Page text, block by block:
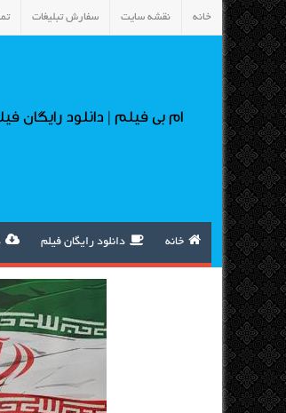
خانه نقشه سایت سفارش تبلیغات
ام بی فیلم | دانلود رایگان
خانه دانلود رایگان فیلم